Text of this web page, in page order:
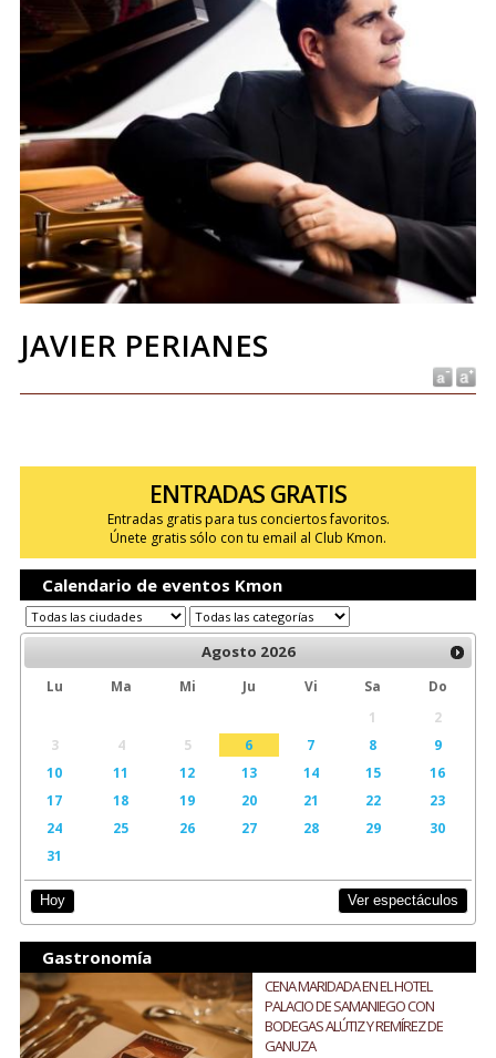
JAVIER PERIANES
ENTRADAS GRATIS
Entradas gratis para tus conciertos favoritos.
Únete gratis sólo con tu email al Club Kmon.
Calendario de eventos Kmon
Agosto 2026
Lu Ma Mi Ju Vi Sa
Do
1
2
3
4 5 6 7 8
9
10
11 12 13 14 15
16
17
18 19 20 21 22
23
24
25 26 27 28 29
30
31
Hoy Ver espectáculos
Gastronomía
CENA MARIDADA EN EL HOTEL
PALACIO DE SAMANIEGO CON
BODEGAS ALÚTIZ Y REMÍREZ DE
GANUZA